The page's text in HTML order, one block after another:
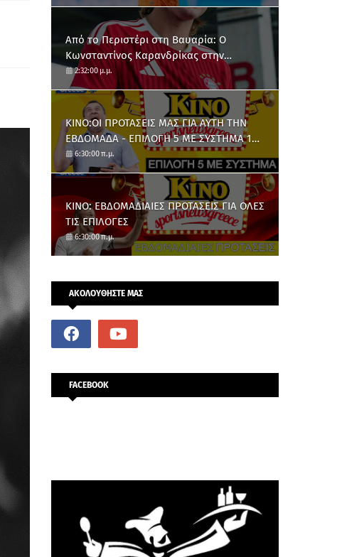
Από το Περιστέρι στη Βαυαρία: O
Κωνσταντίνος Καρανδρίκας στην
Μπάγερν Μονάχου
2:32:00 μ.μ.
ΚΙΝΟ:ΟΙ ΠΡΟΤΑΣΕΙΣ ΜΑΣ ΓΙΑ ΑΥΤΗ ΤΗΝ
ΕΒΔΟΜΑΔΑ - ΕΠΙΛΟΓΗ 5 ΜΕ ΣΥΣΤΗΜΑ 10
ΑΡΙΘΜΩΝ
6:30:00 π.μ.
ΚΙΝΟ: ΕΒΔΟΜΑΔΙΑΙΕΣ ΠΡΟΤΑΣΕΙΣ ΓΙΑ ΟΛΕΣ
ΤΙΣ ΕΠΙΛΟΓΕΣ
6:30:00 π.μ.
ΑΚΟΛΟΥΘΗΣΤΕ ΜΑΣ
FACEBOOK